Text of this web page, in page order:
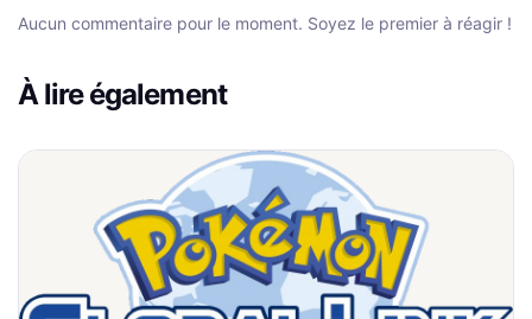
Aucun commentaire pour le moment. Soyez le premier à réagir !
À lire également